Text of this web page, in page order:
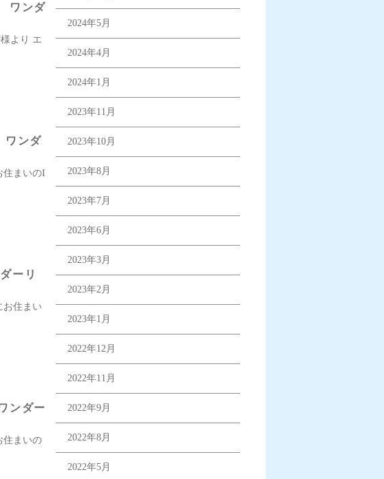
ワンダ
より エ
ンダ
住まいのI
ーリ
お住まい
ンダー
住まいの
2024年5月
2024年4月
2024年1月
2023年11月
2023年10月
2023年8月
2023年7月
2023年6月
2023年3月
2023年2月
2023年1月
2022年12月
2022年11月
2022年9月
2022年8月
2022年5月